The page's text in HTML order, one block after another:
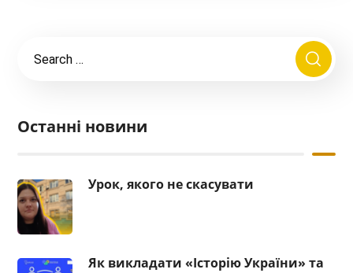
Останні новини
Урок, якого не скасувати
Як викладати «Історію України» та